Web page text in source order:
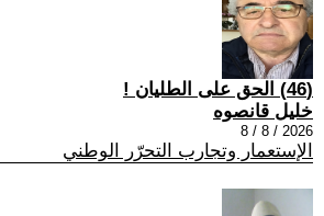
(46) الحق على الطليان !
خليل قانصوه
2026 / 8 / 8
الإستعمار وتجارب التحرّر الوطني